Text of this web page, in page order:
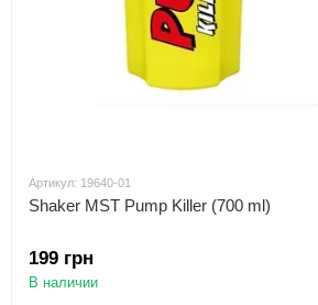
Артикул: 19640-01
Shaker MST Pump Killer (700 ml)
199 грн
В наличии